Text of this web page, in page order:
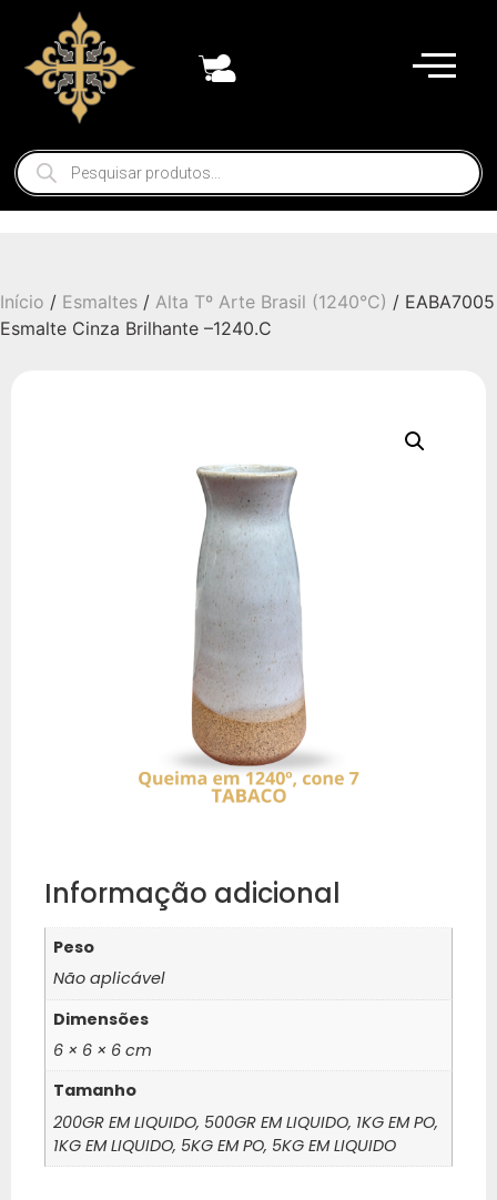
Início / Esmaltes / Alta Tº Arte Brasil (1240°C) / EABA7005
Esmalte Cinza Brilhante –1240.C
Informação adicional
Peso
Não aplicável
Dimensões
6 × 6 × 6 cm
Tamanho
200GR EM LIQUIDO, 500GR EM LIQUIDO, 1KG EM PO,
1KG EM LIQUIDO, 5KG EM PO, 5KG EM LIQUIDO